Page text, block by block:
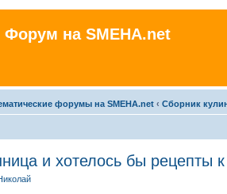
Форум на SMEHA.net
форумы на SMEHA.net ‹ Сборник
и хотелось бы рецепты к